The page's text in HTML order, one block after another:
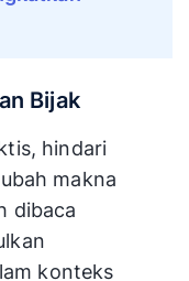
Bijak
hindari
makna
dibaca
konteks